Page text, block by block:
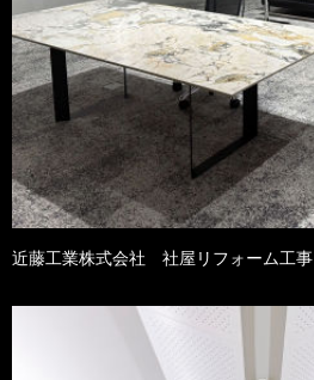
近藤工業株式会社 社屋リフォーム工事